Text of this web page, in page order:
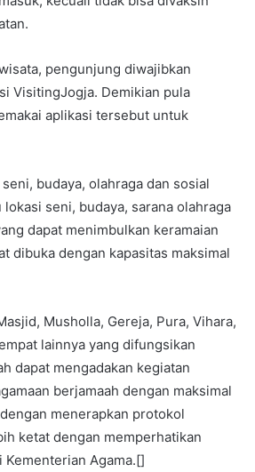
pengunjung diwajibkan
VisitingJogja. Demikian pula
aplikasi tersebut untuk
budaya, olahraga dan sosial
lokasi seni, budaya, sarana olahraga
dapat menimbulkan keramaian
dibuka dengan kapasitas maksimal
Musholla, Gereja, Pura, Vihara,
lainnya yang difungsikan
dapat mengadakan kegiatan
berjamaah dengan maksimal
menerapkan protokol
ketat dengan memperhatikan
Agama.[]